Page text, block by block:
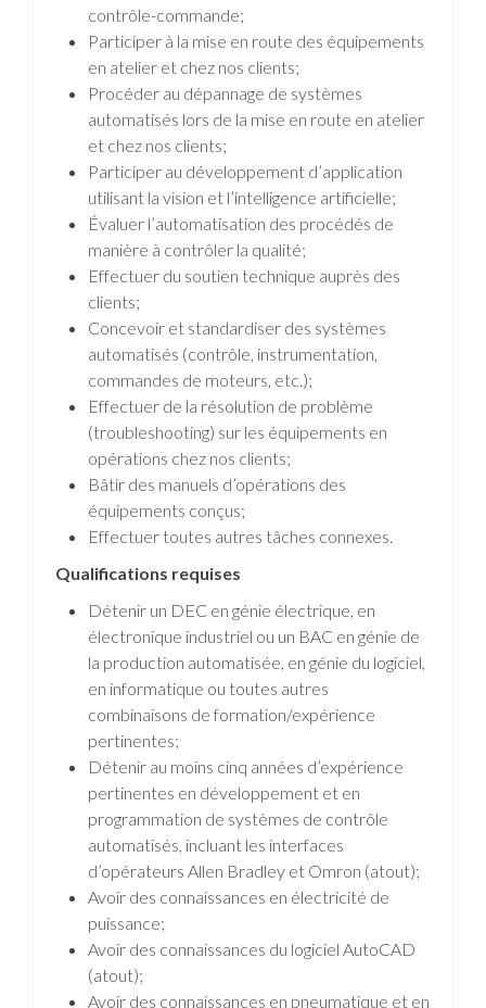
contrôle-commande;
Participer à la mise en route des équipements
en atelier et chez nos clients;
Procéder au dépannage de systèmes
automatisés lors de la mise en route en atelier
et chez nos clients;
Participer au développement d’application
utilisant la vision et l’intelligence artificielle;
Évaluer l’automatisation des procédés de
manière à contrôler la qualité;
Effectuer du soutien technique auprès des
clients;
Concevoir et standardiser des systèmes
automatisés (contrôle, instrumentation,
commandes de moteurs, etc.);
Effectuer de la résolution de problème
(troubleshooting) sur les équipements en
opérations chez nos clients;
Bâtir des manuels d’opérations des
équipements conçus;
Effectuer toutes autres tâches connexes.
Qualifications requises
Détenir un DEC en génie électrique, en
électronique industriel ou un BAC en génie de
la production automatisée, en génie du logiciel,
en informatique ou toutes autres
combinaisons de formation/expérience
pertinentes;
Détenir au moins cinq années d’expérience
pertinentes en développement et en
programmation de systèmes de contrôle
automatisés, incluant les interfaces
d’opérateurs Allen Bradley et Omron (atout);
Avoir des connaissances en électricité de
puissance;
Avoir des connaissances du logiciel AutoCAD
(atout);
Avoir des connaissances en pneumatique et en